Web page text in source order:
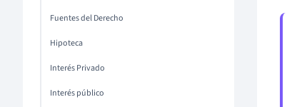
Fuentes del Derecho
Hipoteca
Interés Privado
Interés público